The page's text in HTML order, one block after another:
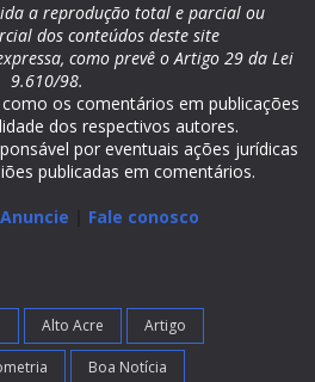
a reprodução total e parcial ou
dos conteúdos deste site
como prevê o Artigo 29 da Lei
9.610/98.
os comentários em publicações
dos respectivos autores.
por eventuais ações jurídicas
publicadas em comentários.
Anuncie Fale conosco
Alto Acre Artigo
Boa Notícia